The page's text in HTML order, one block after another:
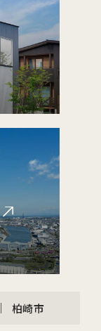
柏崎市